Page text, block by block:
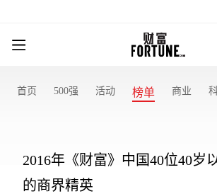
首页 500强 活动 榜单 商业
2016年《财富》中国40位40岁
的商界精英